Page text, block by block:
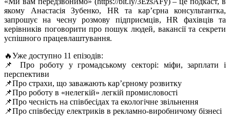
якому Анастасія Зубенко, HR та кар’єрна консультантка,
запрошує на чесну розмову підприємців, HR фахівців та
керівників поговорити про пошук людей, вакансії та секрети
успішного працевлаштування.
🔥Уже доступно 11 епізодів:
📌 Про роботу у громадському секторі: міфи, зарплати і
перспективи
📌Про страхи, що заважають кар’єрному розвитку
📌Про роботу в «нелегкій» легкій промисловості
📌Про чесність на співбесідах та екологічне звільнення
📌Про співбесіду електриків в рекламно-виробничому бізнесі